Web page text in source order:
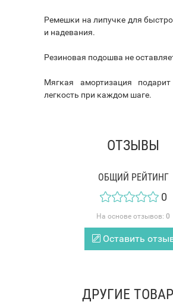
Ремешки на липучке для
и надевания.
Резиновая подошва не
Мягкая амортизация
легкость при каждом шаге.
ОТЗЫВЫ
ОБЩИЙ РЕЙТИНГ
0
На основе отзывов: 0
Оставить
ДРУГИЕ